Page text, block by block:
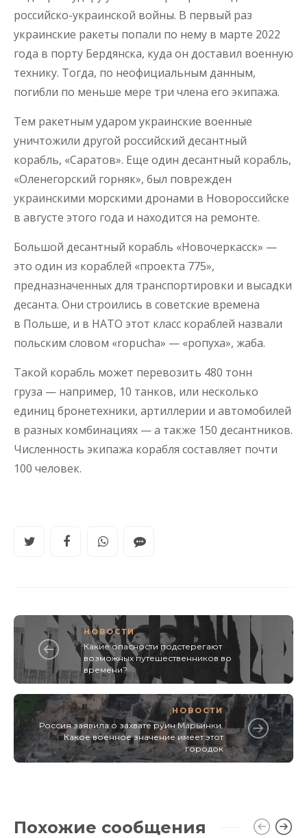
российско-украинской войны. В первый раз
украинские ракеты попали по нему в марте 2022
года в порту Бердянска, куда он доставил военную
технику. Тогда, по неофициальным данным,
погибли по меньше мере три члена его экипажа.
Тем ракетным ударом украинские военные
уничтожили другой российский десантный
корабль, «Саратов». Еще один десантный корабль,
«Оленегорский горняк», был поврежден
украинскими морскими дронами в Новороссийске
в августе этого года и находится на ремонте.
Большой десантный корабль «Новочеркасск» —
это один из кораблей «проекта 775»,
предназначенных для транспортировки и высадки
десанта. Они строились в советские времена
в Польше, и в НАТО этот класс кораблей назвали
польским словом «ropucha» — «ропуха», жаба.
Такой корабль может перевозить 480 тонн
груза — например, 10 танков, или несколько
единиц бронетехники, артиллерии и автомобилей
в разных комбинациях — а также 150 десантников.
Численность экипажа корабля составляет почти
100 человек.
НОВОСТИ
Какие опасности подстерегают
возможных путешественников во
времени?
НОВОСТИ
Россия заявила о захвате руин Марьинки.
Какое военное значение имеет этот
городок
Похожие сообщения